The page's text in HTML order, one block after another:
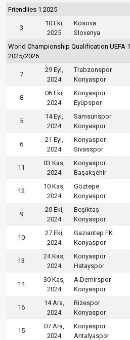
Friendlies 1 2025
3
10 Eki,
2025
Kosova
Slovenya
World Championship Qualification UEFA 1
2025/2026
7
29 Eyl,
2024
Trabzonspor
Konyaspor
8
06 Eki,
2024
Konyaspor
Eyüpspor
5
14 Eyl,
2024
Samsunspor
Konyaspor
6
21 Eyl,
2024
Konyaspor
Sivasspor
11
03 Kas,
2024
Konyaspor
Başakşehir
12
10 Kas,
2024
Göztepe
Konyaspor
9
20 Eki,
2024
Beşiktaş
Konyaspor
10
27 Eki,
2024
Gaziantep FK
Konyaspor
13
24 Kas,
2024
Konyaspor
Hatayspor
14
30 Kas,
2024
A.Demirspor
Konyaspor
16
14 Ara,
2024
Rizespor
Konyaspor
15
07 Ara,
2024
Konyaspor
Antalyaspor